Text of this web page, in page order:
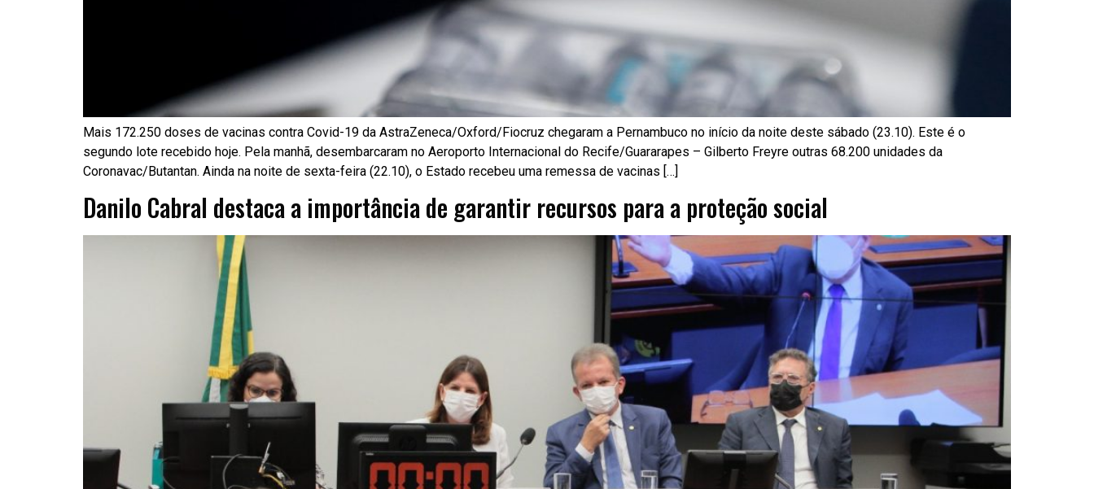
Mais 172.250 doses de vacinas contra Covid-19 da AstraZeneca/Oxford/Fiocruz chegaram a Pernambuco no início da noite deste sábado (23.10). Este é o
segundo lote recebido hoje. Pela manhã, desembarcaram no Aeroporto Internacional do Recife/Guararapes – Gilberto Freyre outras 68.200 unidades da
Coronavac/Butantan. Ainda na noite de sexta-feira (22.10), o Estado recebeu uma remessa de vacinas […]
Danilo Cabral destaca a importância de garantir recursos para a proteção social